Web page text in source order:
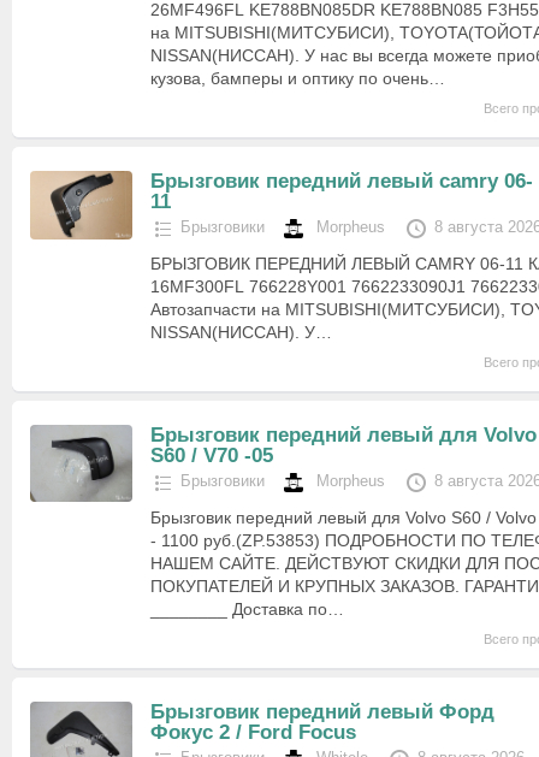
26MF496FL KE788BN085DR KE788BN085
на MITSUBISHI(МИТСУБИСИ),
NISSAN(НИССАН). У нас вы всегда можете
кузова, бамперы и оптику по очень…
Всего
Брызговик передний левый camry 06-
11
Брызговики Morpheus 8 августа
БРЫЗГОВИК ПЕРЕДНИЙ ЛЕВЫЙ CAMRY 06-11
16MF300FL 766228Y001 7662233090J1
Автозапчасти на MITSUBISHI(МИТСУБИСИ),
NISSAN(НИССАН). У…
Всего
Брызговик передний левый для Volvo
S60 / V70 -05
Брызговики Morpheus 8 августа
Брызговик передний левый для Volvo S60 /
- 1100 руб.(ZP.53853) ПОДРОБНОСТИ ПО
НАШЕМ САЙТЕ. ДЕЙСТВУЮТ СКИДКИ ДЛЯ
ПОКУПАТЕЛЕЙ И КРУПНЫХ ЗАКАЗОВ.
________ Доставка по…
Всего
Брызговик передний левый Форд
Фокус 2 / Ford Focus